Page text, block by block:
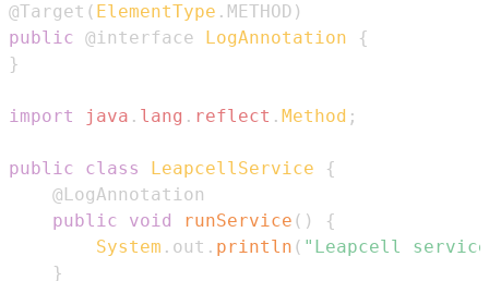
@Target ( ElementType . METHOD )
public @interface LogAnnotation
{
}
import java . lang . reflect . Method ;
public class LeapcellService
{
@LogAnnotation
public
void runService ( )
{
System . out . println ( "Leapcell
}